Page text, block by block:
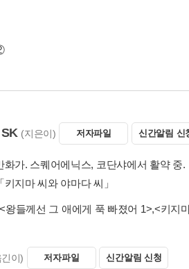
(지은이) 저자파일 신간알림 신
화가. 스퀘어에닉스, 코단샤에서 활약 중.
키지마 씨와 야마다 씨」
<왕들께선 그 애에게 푹 빠졌어 1>,<키지
이) 저자파일 신간알림 신청